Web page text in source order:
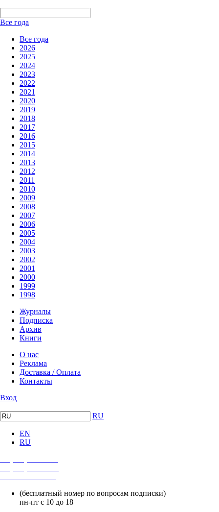
Все года
Все года
2026
2025
2024
2023
2022
2021
2020
2019
2018
2017
2016
2015
2014
2013
2012
2011
2010
2009
2008
2007
2006
2005
2004
2003
2002
2001
2000
1999
1998
Журналы
Подписка
Архив
Книги
О нас
Реклама
Доставка / Оплата
Контакты
Вход
RU
EN
RU
(бесплатный номер по вопросам подписки)
пн-пт с 10 до 18